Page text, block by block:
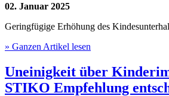
02. Januar 2025
Geringfügige Erhöhung des
» Ganzen Artikel lesen
Uneinigkeit über
STIKO Empfehlung